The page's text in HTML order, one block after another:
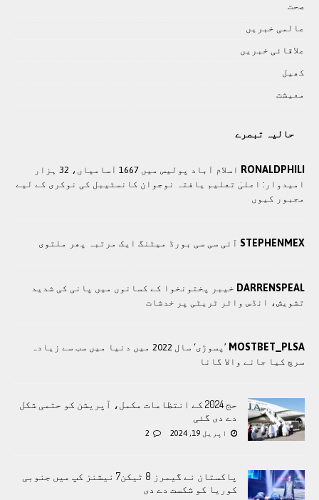
صحت
عالمی خبريں
علاقائی خبريں
کھيل
معيشت
حالیہ تبصرے
RONALDPHILI
اسلام آباد پولیس میں 1667 آسامیاں، 32 ہزار
امیدوار: اعلیٰ تعلیم یافتہ نوجوان کانسٹیبل کی نوکری کے لیے
مجبور کیوں
STEPHENMEX آئی سی سی بورڈ میٹنگ ایک مرتبہ پھر ملتوی
DARRENSPEAL خیبر پختونخوا کے کسانوں میں پانی کی شدید
تشویش، انڈس واٹر ٹریٹی پر خدشات
MOSTBET_PLSA
’پسوڑی‘ سال 2022 میں دنیا میں سب سے زیادہ
سرچ کیا جانے والا گانا
حج 2024 کے انتظامات مکمل، آپریشن کو حتمی شکل
دے دی گئی
اپریل 19, 2024 2
پاکستان نے گیمرز 8 ٹیکن7 نیشنز کپ میں جنوبی
کوریا کو شکست دے دی